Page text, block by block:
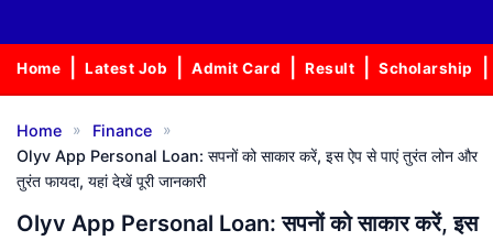
Home Latest Job Admit Card Result Scholarship
Home » Finance
»
Olyv App Personal Loan: सपनों को साकार करें, इस ऐप से पाएं तुरंत लोन और
तुरंत फायदा, यहां देखें पूरी जानकारी
Olyv App Personal Loan: सपनों को साकार करें, इस